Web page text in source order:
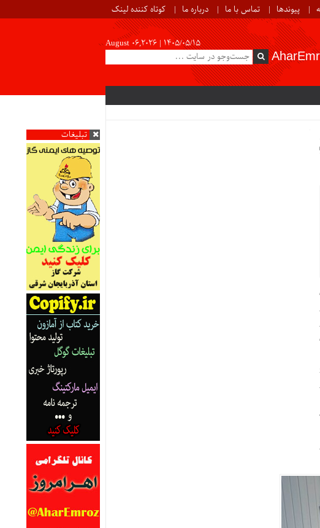
پیوندها تماس با ما درباره ما کوتاه کننده لینک
August 06,2026 | ۱۴۰۵/۰۵/۱۵
تبلیغات